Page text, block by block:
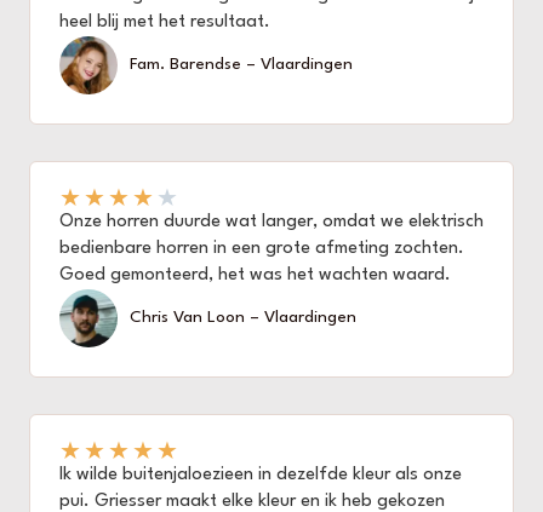
heel blij met het resultaat.
Fam. Barendse – Vlaardingen
★ ★ ★ ★ ★
Onze horren duurde wat langer, omdat we elektrisch
bedienbare horren in een grote afmeting zochten.
Goed gemonteerd, het was het wachten waard.
Chris Van Loon – Vlaardingen
★ ★ ★ ★ ★
Ik wilde buitenjaloezieen in dezelfde kleur als onze
pui. Griesser maakt elke kleur en ik heb gekozen